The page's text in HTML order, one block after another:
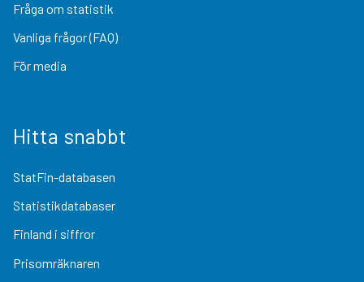
Fråga om statistik
Vanliga frågor (FAQ)
För media
Hitta snabbt
StatFin-databasen
Statistikdatabaser
Finland i siffror
Prisomräknaren